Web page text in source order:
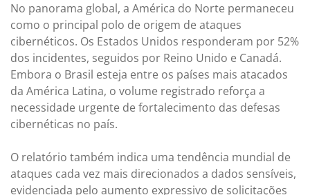
No panorama global, a América do Norte permaneceu
como o principal polo de origem de ataques
cibernéticos. Os Estados Unidos responderam por 52%
dos incidentes, seguidos por Reino Unido e Canadá.
Embora o Brasil esteja entre os países mais atacados
da América Latina, o volume registrado reforça a
necessidade urgente de fortalecimento das defesas
cibernéticas no país.
O relatório também indica uma tendência mundial de
ataques cada vez mais direcionados a dados sensíveis,
evidenciada pelo aumento expressivo de solicitações